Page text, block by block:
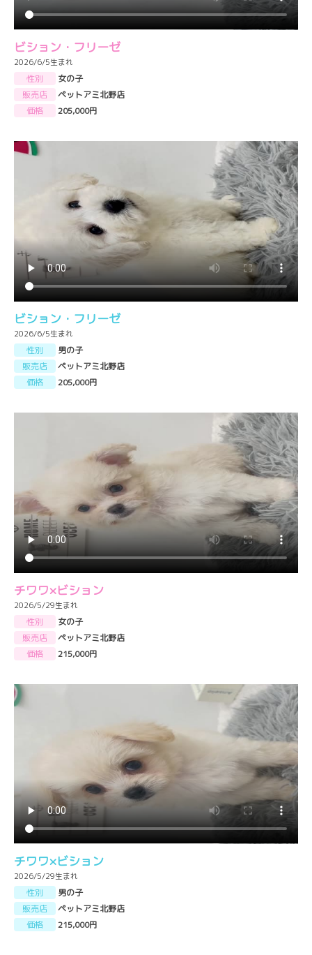
ビション・フリーゼ
2026/6/5生まれ
性別
女の子
販売店
ペットアミ北野店
価格
205,000円
ビション・フリーゼ
2026/6/5生まれ
性別
男の子
販売店
ペットアミ北野店
価格
205,000円
チワワ×ビション
2026/5/29生まれ
性別
女の子
販売店
ペットアミ北野店
価格
215,000円
チワワ×ビション
2026/5/29生まれ
性別
男の子
販売店
ペットアミ北野店
価格
215,000円